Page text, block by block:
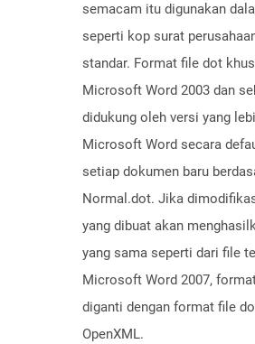
semacam itu digunakan
seperti kop surat
standar. Format file dot
Microsoft Word 2003 dan
didukung oleh versi yang
Microsoft Word secara
setiap dokumen baru
Normal.dot. Jika
yang dibuat akan
yang sama seperti dari file
Microsoft Word 2007,
diganti dengan format file
OpenXML.